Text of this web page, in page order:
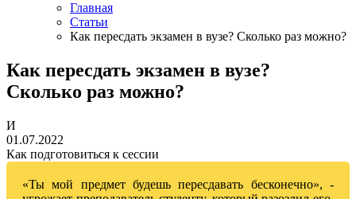
Главная
Статьи
Как пересдать экзамен в вузе? Сколько раз можно?
Как пересдать экзамен в вузе?
Сколько раз можно?
И
01.07.2022
Как подготовиться к сессии
«Ты мой предмет будешь пересдавать бесконечно», -